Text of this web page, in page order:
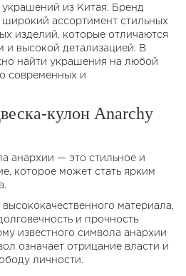
из Китая. Бренд
широкий ассортимент стильных
изделий, которые отличаются
и высокой детализацией. В
найти украшения на любой
современных и
кулон Anarchy
анархии — это стильное и
которое может стать ярким
материала,
и прочность
известного символа анархии
означает отрицание власти и
личности.